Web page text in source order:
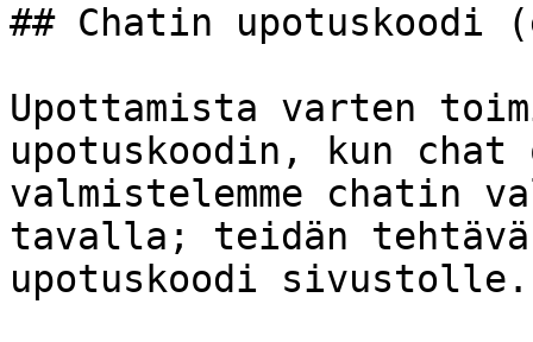
## Chatin upotuskoodi
Upottamista varten
upotuskoodin, kun chat
valmistelemme chatin
tavalla; teidän
upotuskoodi sivustolle.